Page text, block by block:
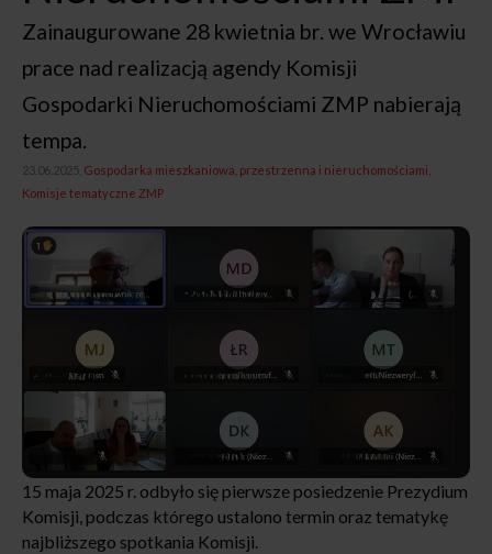
Zainaugurowane 28 kwietnia br. we Wrocławiu
prace nad realizacją agendy Komisji
Gospodarki Nieruchomościami ZMP nabierają
tempa.
23.06.2025, Gospodarka mieszkaniowa, przestrzenna i nieruchomościami
Komisje tematyczne ZMP
15 maja 2025 r. odbyło się pierwsze posiedzenie Prezydium
Komisji, podczas którego ustalono termin oraz tematykę
najbliższego spotkania Komisji.